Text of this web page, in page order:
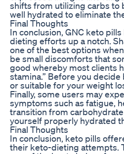
shifts from utilizing carbs to
well hydrated to eliminate
Final Thoughts
In conclusion, GNC keto
dieting efforts up a notch.
one of the best options
be small discomforts that
good whereby most clients
stamina.” Before you
or suitable for your weight
Finally, some users may
symptoms such as fatigue,
transition from
yourself properly hydrated
Final Thoughts
In conclusion, keto pills
their keto-dieting attempts.